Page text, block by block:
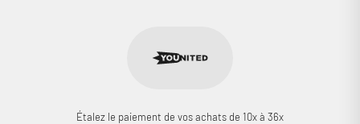
Étalez le paiement de vos achats de 10x à 36x